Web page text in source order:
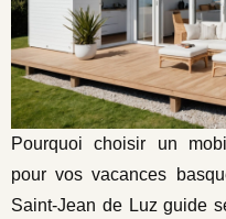
Pourquoi choisir un
pour vos vacances
Saint-Jean de Luz guide